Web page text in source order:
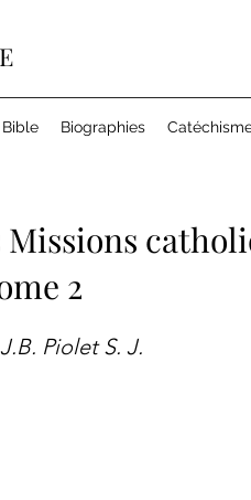
Bible Biographies
Missions
2
Piolet S. J.